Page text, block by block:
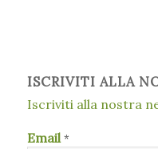
ISCRIVITI ALLA
Iscriviti alla nostra
Email*